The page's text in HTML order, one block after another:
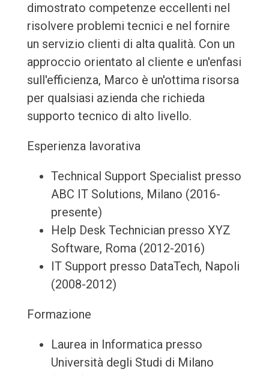
dimostrato competenze eccellenti nel
risolvere problemi tecnici e nel fornire
un servizio clienti di alta qualità. Con un
approccio orientato al cliente e un'enfasi
sull'efficienza, Marco è un'ottima risorsa
per qualsiasi azienda che richieda
supporto tecnico di alto livello.
Esperienza lavorativa
Technical Support Specialist presso
ABC IT Solutions, Milano (2016-
presente)
Help Desk Technician presso XYZ
Software, Roma (2012-2016)
IT Support presso DataTech, Napoli
(2008-2012)
Formazione
Laurea in Informatica presso
Università degli Studi di Milano